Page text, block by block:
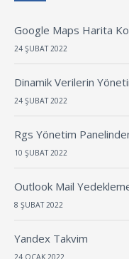
Google Maps Harita
24 ŞUBAT 2022
Dinamik Verilerin
24 ŞUBAT 2022
Rgs Yönetim
10 ŞUBAT 2022
Outlook Mail
8 ŞUBAT 2022
Yandex Takvim